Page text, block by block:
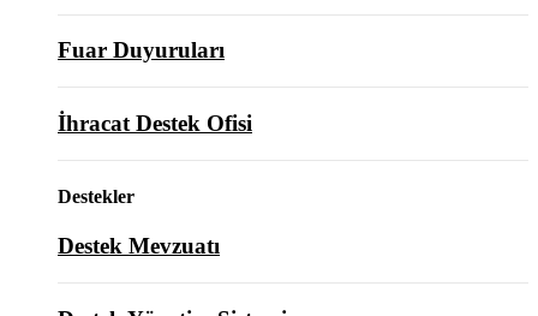
Fuar Duyuruları
İhracat Destek Ofisi
Destekler
Destek Mevzuatı